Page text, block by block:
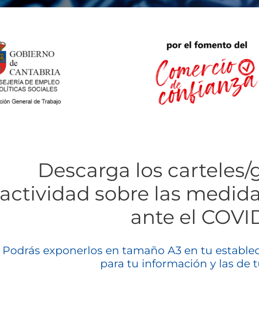
Descarga los carteles/
actividad sobre las
ante el
Podrás exponerlos en tamaño A3 en tu
para tu información y las de